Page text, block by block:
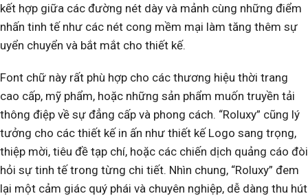
kết hợp giữa các đường nét dày và mảnh cùng những điểm
nhấn tinh tế như các nét cong mềm mại làm tăng thêm sự
uyển chuyển và bắt mắt cho thiết kế.
Font chữ này rất phù hợp cho các thương hiệu thời trang
cao cấp, mỹ phẩm, hoặc những sản phẩm muốn truyền tải
thông điệp về sự đẳng cấp và phong cách. “Roluxy” cũng lý
tưởng cho các thiết kế in ấn như thiết kế Logo sang trọng,
thiệp mời, tiêu đề tạp chí, hoặc các chiến dịch quảng cáo đòi
hỏi sự tinh tế trong từng chi tiết. Nhìn chung, “Roluxy” đem
lại một cảm giác quý phái và chuyên nghiệp, dễ dàng thu hút